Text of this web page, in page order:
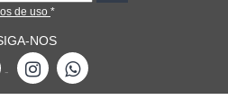
de uso *
NOS
-